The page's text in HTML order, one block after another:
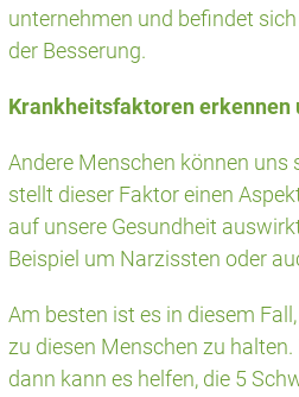
unternehmen und befindet
der Besserung.
Krankheitsfaktoren erkennen
Andere Menschen können uns
stellt dieser Faktor einen
auf unsere Gesundheit
Beispiel um Narzissten oder
Am besten ist es in diesem
zu diesen Menschen zu
dann kann es helfen, die 5